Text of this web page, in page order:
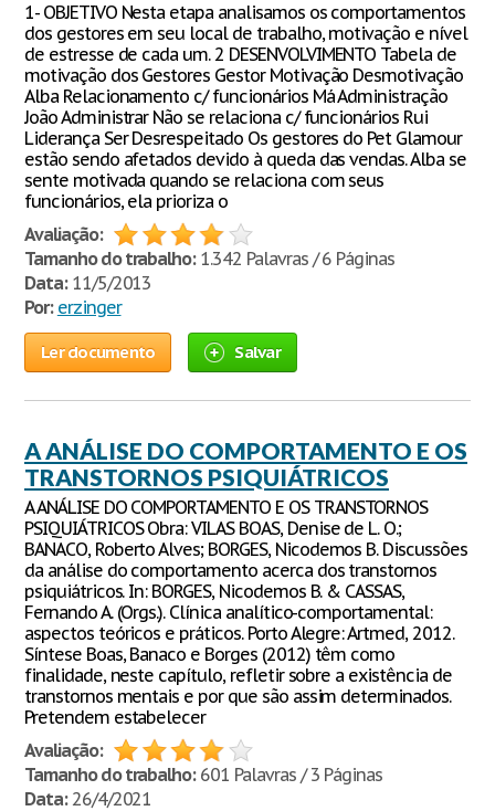
1- OBJETIVO Nesta etapa analisamos os comportamentos
dos gestores em seu local de trabalho, motivação e nível
de estresse de cada um. 2 DESENVOLVIMENTO Tabela de
motivação dos Gestores Gestor Motivação Desmotivação
Alba Relacionamento c/ funcionários Má Administração
João Administrar Não se relaciona c/ funcionários Rui
Liderança Ser Desrespeitado Os gestores do Pet Glamour
estão sendo afetados devido à queda das vendas. Alba se
sente motivada quando se relaciona com seus
funcionários, ela prioriza o
Avaliação:
Tamanho do trabalho:1.342 Palavras / 6 Páginas
Data:11/5/2013
Por: erzinger
Ler documento Salvar
A ANÁLISE DO COMPORTAMENTO E OS
TRANSTORNOS PSIQUIÁTRICOS
A ANÁLISE DO COMPORTAMENTO E OS TRANSTORNOS
PSIQUIÁTRICOS Obra: VILAS BOAS, Denise de L. O.;
BANACO, Roberto Alves; BORGES, Nicodemos B. Discussões
da análise do comportamento acerca dos transtornos
psiquiátricos. In: BORGES, Nicodemos B. & CASSAS,
Fernando A. (Orgs.). Clínica analítico-comportamental:
aspectos teóricos e práticos. Porto Alegre: Artmed, 2012.
Síntese Boas, Banaco e Borges (2012) têm como
finalidade, neste capítulo, refletir sobre a existência de
transtornos mentais e por que são assim determinados.
Pretendem estabelecer
Avaliação:
Tamanho do trabalho:601 Palavras / 3 Páginas
Data:26/4/2021